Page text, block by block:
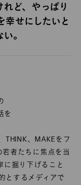
ど、やっぱり
せにしたいと
。
を
THINK、MAKEをフ
者たちに焦点を当
に掘り下げること
とするメディアで